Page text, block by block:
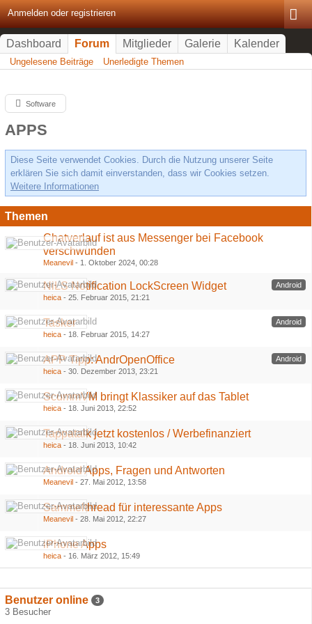
Anmelden oder registrieren
Dashboard Forum Mitglieder Galerie Kalender
Ungelesene Beiträge Unerledigte Themen
Software
APPS
Diese Seite verwendet Cookies. Durch die Nutzung unserer Seite
erklären Sie sich damit einverstanden, dass wir Cookies setzen.
Weitere Informationen
Themen
Chatverlauf ist aus Messenger bei Facebook
verschwunden
Meanevil - 1. Oktober 2024, 00:28
Android
NiLS Notification LockScreen Widget
heica - 25. Februar 2015, 21:21
Android
Tasker
heica - 18. Februar 2015, 14:27
Android
APP Tipp: AndrOpenOffice
heica - 30. Dezember 2013, 23:21
ScummVM bringt Klassiker auf das Tablet
heica - 18. Juni 2013, 22:52
Tappatalk jetzt kostenlos / Werbefinanziert
heica - 18. Juni 2013, 10:42
Android Apps, Fragen und Antworten
Meanevil - 27. Mai 2012, 13:58
Sammelthread für interessante Apps
Meanevil - 28. Mai 2012, 22:27
iPhone Apps
heica - 16. März 2012, 15:49
Benutzer online 3
3 Besucher